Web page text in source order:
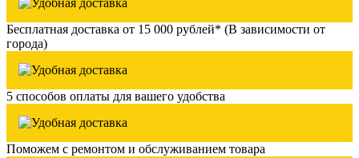
Бесплатная доставка от 15 000 рублей* (В зависимости от
города)
5 способов оплаты для вашего удобства
Поможем с ремонтом и обслуживанием товара